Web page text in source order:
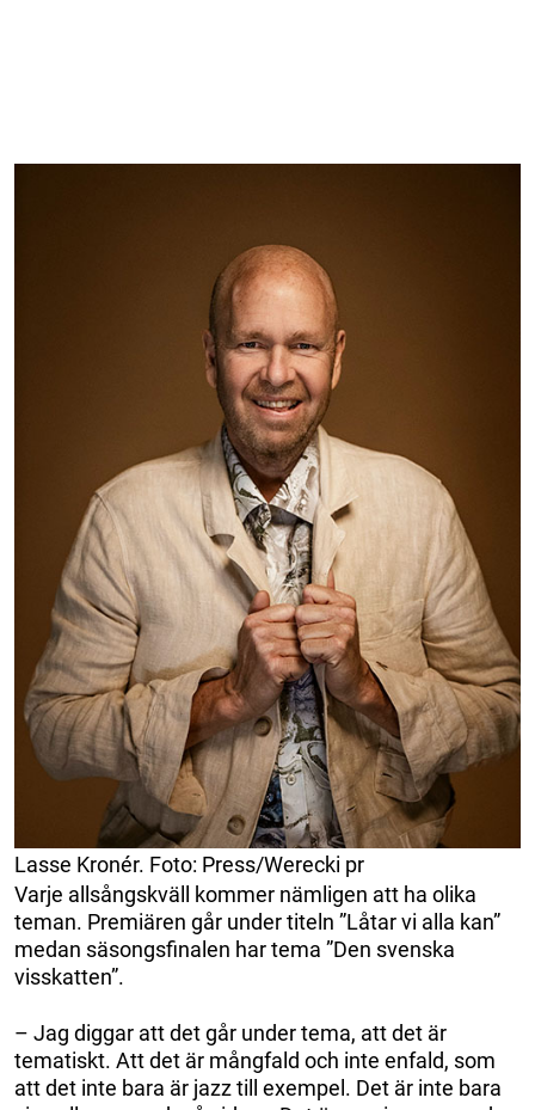
Lasse Kronér. Foto: Press/Werecki pr
Varje allsångskväll kommer nämligen att ha olika
teman. Premiären går under titeln ”Låtar vi alla kan”
medan säsongsfinalen har tema ”Den svenska
visskatten”.
– Jag diggar att det går under tema, att det är
tematiskt. Att det är mångfald och inte enfald, som
att det inte bara är jazz till exempel. Det är inte bara